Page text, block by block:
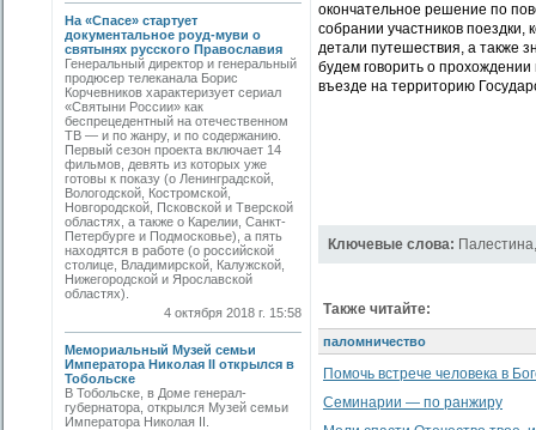
На «Спасе» стартует
документальное роуд-муви о
святынях русского Православия
Генеральный директор и генеральный
продюсер телеканала Борис
Корчевников характеризует сериал
«Святыни России» как
беспрецедентный на отечественном
ТВ — и по жанру, и по содержанию.
Первый сезон проекта включает 14
фильмов, девять из которых уже
готовы к показу (о Ленинградской,
Вологодской, Костромской,
Новгородской, Псковской и Тверской
областях, а также о Карелии, Санкт-
Петербурге и Подмосковье), а пять
находятся в работе (о российской
столице, Владимирской, Калужской,
Нижегородской и Ярославской
областях).
4 октября 2018 г. 15:58
Мемориальный Музей семьи
Императора Николая II открылся в
Тобольске
В Тобольске, в Доме генерал-
губернатора, открылся Музей семьи
Императора Николая II.
окончательное решение по
собрании участников
детали путешествия, а также
будем говорить о прохождении
въезде на территорию
Ключевые слова: Палестина
Также читайте:
паломничество
Помочь встрече человека в
Семинарии — по ранжиру